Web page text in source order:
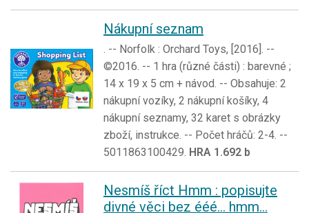
Nákupní seznam
. -- Norfolk : Orchard Toys, [2016]. --
©2016. -- 1 hra (různé části) : barevné ;
14 x 19 x 5 cm + návod. -- Obsahuje: 2
nákupní vozíky, 2 nákupní košíky, 4
nákupní seznamy, 32 karet s obrázky
zboží, instrukce. -- Počet hráčů: 2-4. --
5011863100429. HRA 1.692 b
Nesmíš říct Hmm : popisujte
divné věci bez ééé... hmm...